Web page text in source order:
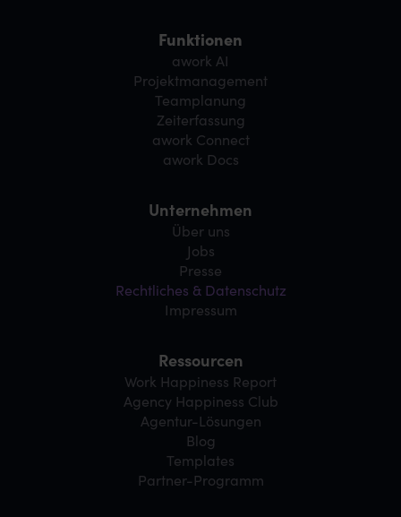
Funktionen
awork AI
Projektmanagement
Teamplanung
Zeiterfassung
awork Connect
awork Docs
Unternehmen
Über uns
Jobs
Presse
Rechtliches & Datenschutz
Impressum
Ressourcen
Work Happiness Report
Agency Happiness Club
Agentur-Lösungen
Blog
Templates
Partner-Programm